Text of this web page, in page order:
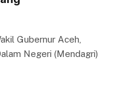
Gubernur Aceh,
Negeri (Mendagri)